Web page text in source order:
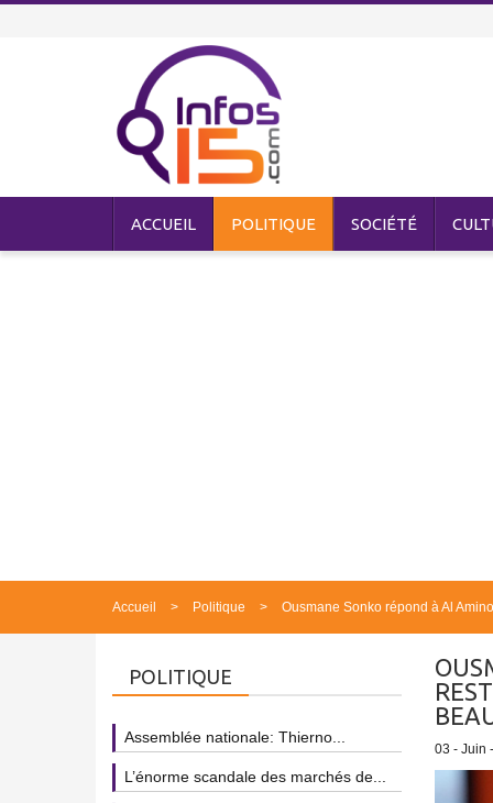
ACCUEIL POLITIQUE SOCIÉTÉ
Accueil Politique Ousmane Sonko répond à Al
03 - Juin
POLITIQUE
Assemblée nationale: Thierno...
L’énorme scandale des marchés de...